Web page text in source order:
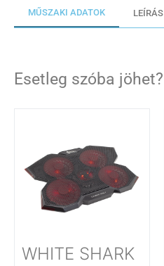
MŰSZAKI ADATOK LEÍRÁS
Esetleg szóba jöhet?
WHITE SHARK